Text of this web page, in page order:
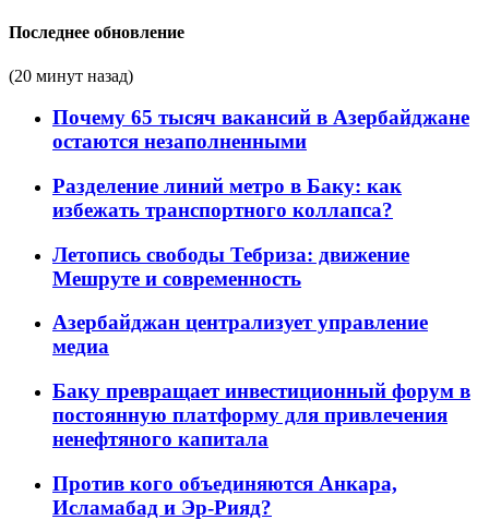
Последнее обновление
(20 минут назад)
Почему 65 тысяч вакансий в Азербайджане
остаются незаполненными
Разделение линий метро в Баку: как
избежать транспортного коллапса?
Летопись свободы Тебриза: движение
Мешруте и современность
Азербайджан централизует управление
медиа
Баку превращает инвестиционный форум в
постоянную платформу для привлечения
ненефтяного капитала
Против кого объединяются Анкара,
Исламабад и Эр-Рияд?